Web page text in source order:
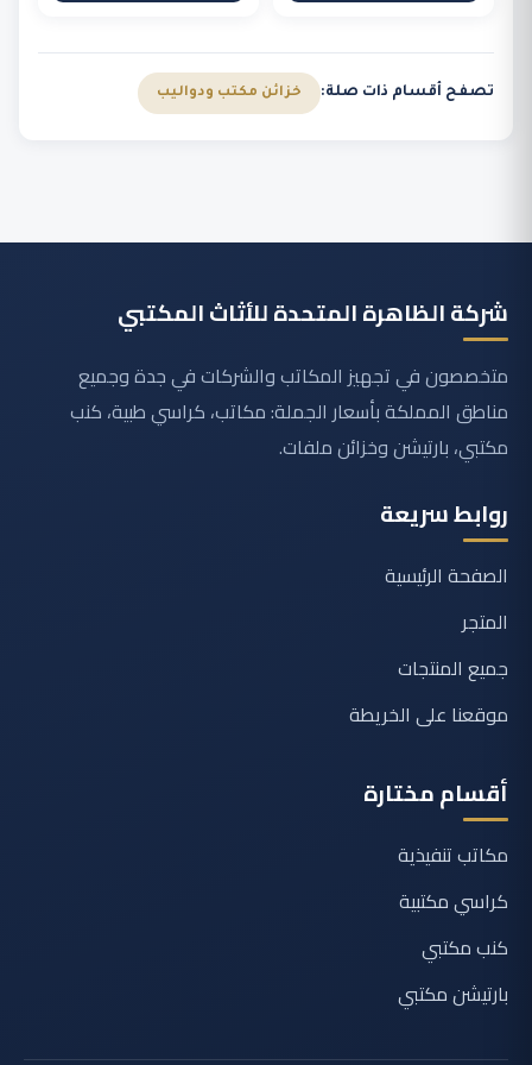
تصفح أقسام ذات صلة: خزائن مكتب ودواليب
شركة الظاهرة المتحدة للأثاث المكتبي
متخصصون في تجهيز المكاتب والشركات في جدة وجميع
مناطق المملكة بأسعار الجملة: مكاتب، كراسي طبية، كنب
مكتبي، بارتيشن وخزائن ملفات.
روابط سريعة
الصفحة الرئيسية
المتجر
جميع المنتجات
موقعنا على الخريطة
أقسام مختارة
مكاتب تنفيذية
كراسي مكتبية
كنب مكتبي
بارتيشن مكتبي